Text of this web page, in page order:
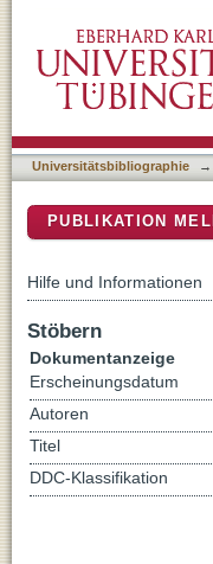
Studies
Universitätsbibliographie →
PUBLIKATION
Hilfe und Informationen
Stöbern
Dokumentanzeige
Erscheinungsdatum
Autoren
Titel
DDC-Klassifikation